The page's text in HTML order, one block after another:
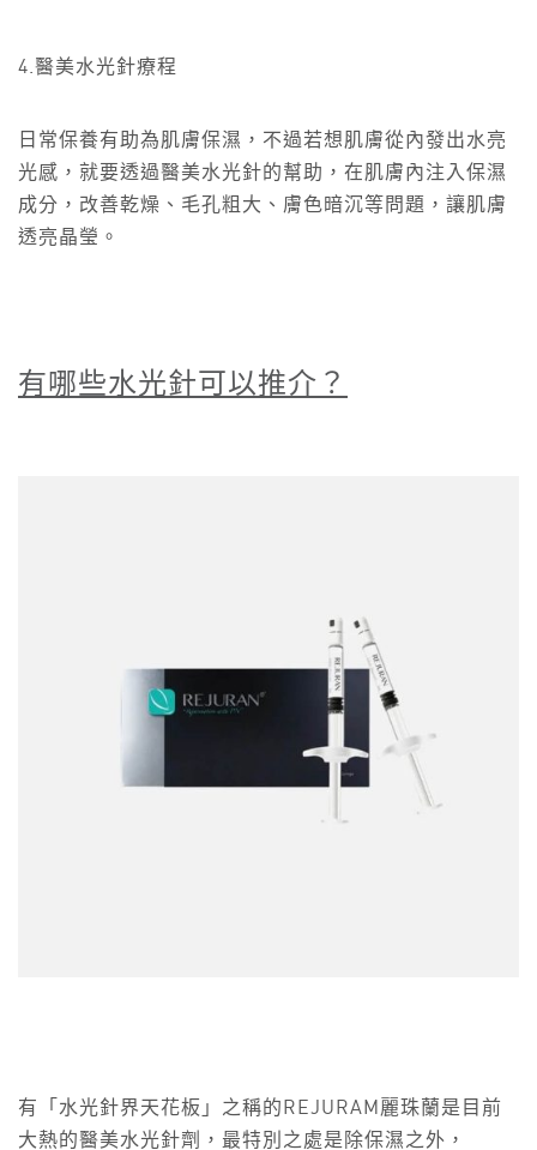
4.醫美水光針療程
日常保養有助為肌膚保濕，不過若想肌膚從內發出水亮
光感，就要透過醫美水光針的幫助，在肌膚內注入保濕
成分，改善乾燥、毛孔粗大、膚色暗沉等問題，讓肌膚
透亮晶瑩。
有哪些水光針可以推介？
有「水光針界天花板」之稱的REJURAM麗珠蘭是目前
大熱的醫美水光針劑，最特別之處是除保濕之外，